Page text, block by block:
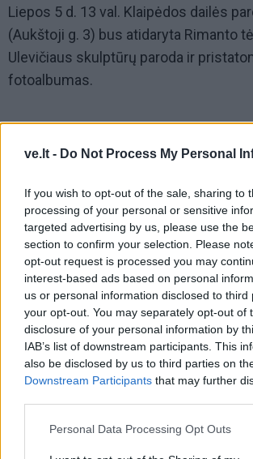
ve.lt - Do Not Process My Personal
If you wish to opt-out of the sale, sharing to
processing of your personal or sensitive
targeted advertising by us, please use the
section to confirm your selection. Please
opt-out request is processed you may
interest-based ads based on personal
us or personal information disclosed to third
your opt-out. You may separately opt-out of
disclosure of your personal information by
IAB’s list of downstream participants. This
also be disclosed by us to third parties on
Downstream Participants that may further
Personal Data Processing Opt Outs
Liepos 5 d. 13 val. Klaipėdos dailės
(Aukštoji g. 3) bus atidaryta Rimanto
Ulevičiaus skulptūrų paroda ir
fotoalbumas.
Liepos 5 d. 17.30 val. Sąjūdžio
grupių įgaliotinių susirinkimas
kiemelyje, kuriame įspausta R.
Liepos 6 d. 15 val. tradiciškai